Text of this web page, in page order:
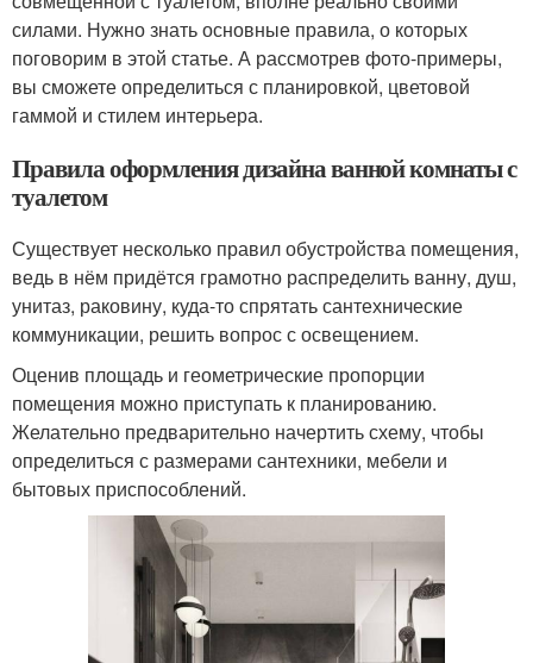
силами. Нужно знать основные правила, о которых
поговорим в этой статье. А рассмотрев фото-примеры,
вы сможете определиться с планировкой, цветовой
гаммой и стилем интерьера.
Правила оформления дизайна ванной комнаты с
туалетом
Существует несколько правил обустройства помещения,
ведь в нём придётся грамотно распределить ванну, душ,
унитаз, раковину, куда-то спрятать сантехнические
коммуникации, решить вопрос с освещением.
Оценив площадь и геометрические пропорции
помещения можно приступать к планированию.
Желательно предварительно начертить схему, чтобы
определиться с размерами сантехники, мебели и
бытовых приспособлений.